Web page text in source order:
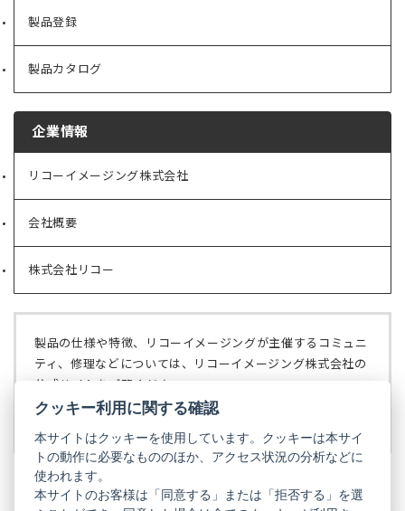
製品登録
製品カタログ
企業情報
リコーイメージング株式会社
（新
タ
ブ
で
開
く）
会社概要
（新
タ
ブ
で
く）
株式会社リコー
（新
ブ
で
開
製品の仕様や特徴、リコーイメージングが主催するコミュニ
ティ、修理などについては、リコーイメージング株式会社の
公式サイトをご覧ください。
リコーイメージング株式会社の公式サイト
（新
し
い
タ
ブ
で
クッキー利用に関する確認
本サイトはクッキーを使用しています。クッキーは本サイ
トの動作に必要なもののほか、アクセス状況の分析などに
使われます。
本サイトのお客様は「同意する」または「拒否する」を選